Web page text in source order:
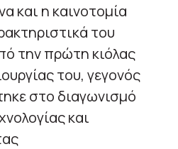
και η καινοτομία
του
την πρώτη κιόλας
του, γεγονός
στο διαγωνισμό
και